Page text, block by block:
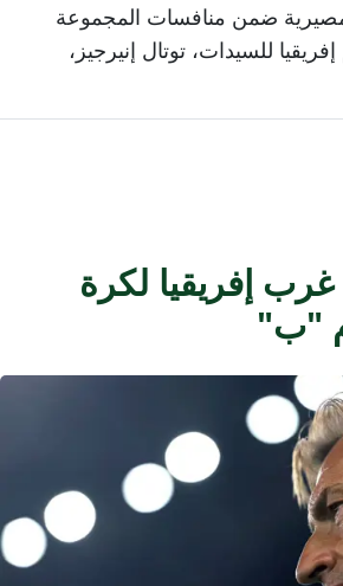
ضمن منافسات المجموعة
للسيدات، توتال إنيرجيز،
غرب إفريقيا لكرة
"ب"